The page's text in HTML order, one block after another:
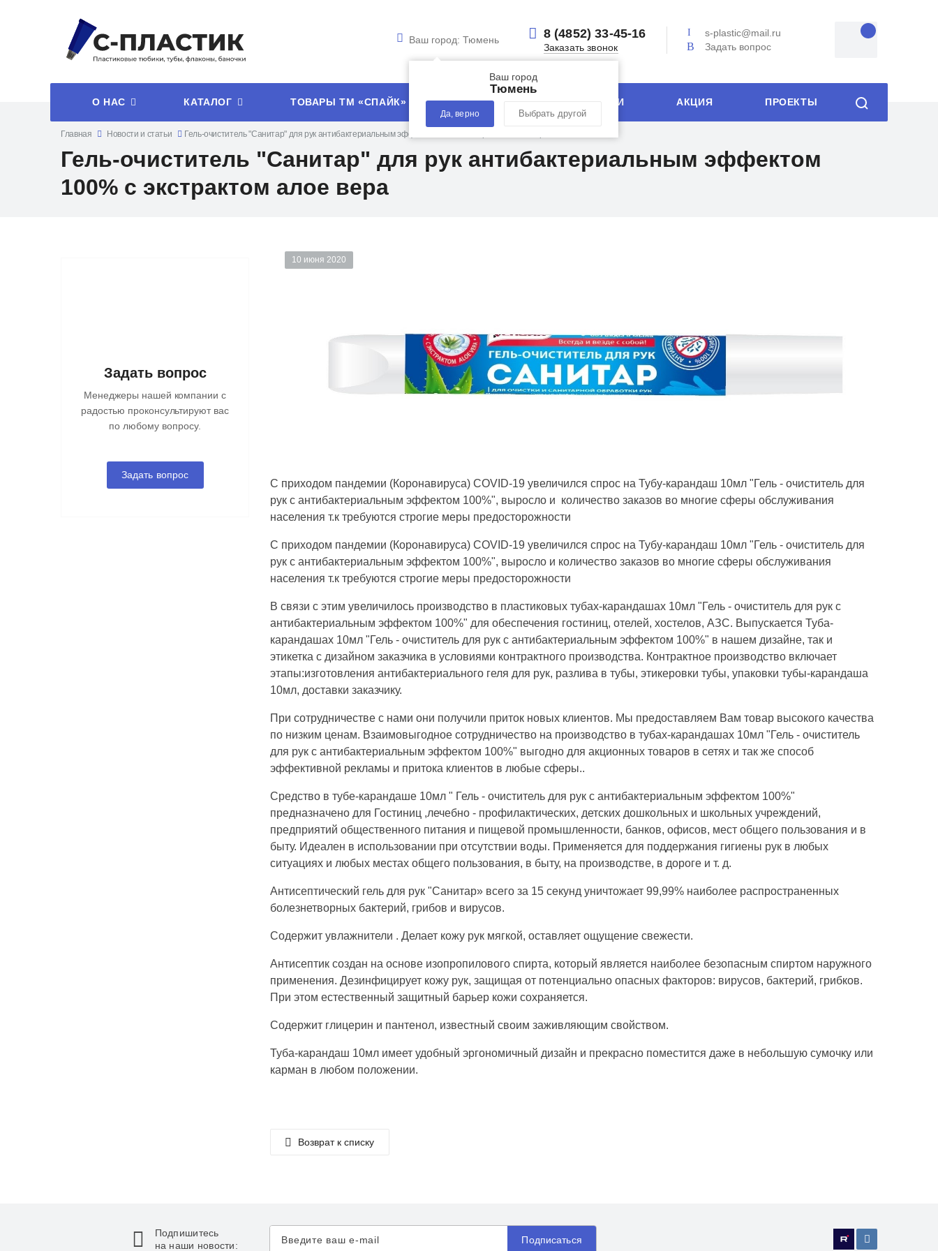
Ваш город: Тюмень
Ваш город
Тюмень
Да, верно Выбрать другой
8 (4852) 33-45-16
Заказать звонок
s-plastic@mail.ru
Задать вопрос
О НАС КАТАЛОГ ТОВАРЫ ТМ «СПАЙК» УСЛУГИ ТЕХНОЛОГИИ АКЦИЯ ПРОЕКТЫ
Главная Новости и статьи Гель-очиститель "Санитар" для рук антибактериальным эффектом 100% с экстрактом алое вера
Гель-очиститель "Санитар" для рук антибактериальным эффектом
100% с экстрактом алое вера
Задать вопрос
Менеджеры нашей компании с
радостью проконсультируют вас
по любому вопросу.
Задать вопрос
10 июня 2020
С приходом пандемии (Коронавируса) COVID-19 увеличился спрос на Тубу-карандаш 10мл "Гель - очиститель для
рук с антибактериальным эффектом 100%", выросло и количество заказов во многие сферы обслуживания
населения т.к требуются строгие меры предосторожности
С приходом пандемии (Коронавируса) COVID-19 увеличился спрос на Тубу-карандаш 10мл "Гель - очиститель для
рук с антибактериальным эффектом 100%", выросло и количество заказов во многие сферы обслуживания
населения т.к требуются строгие меры предосторожности
В связи с этим увеличилось производство в пластиковых тубах-карандашах 10мл "Гель - очиститель для рук с
антибактериальным эффектом 100%" для обеспечения гостиниц, отелей, хостелов, АЗС. Выпускается Туба-
карандашах 10мл "Гель - очиститель для рук с антибактериальным эффектом 100%" в нашем дизайне, так и
этикетка с дизайном заказчика в условиями контрактного производства. Контрактное производство включает
этапы:изготовления антибактериального геля для рук, разлива в тубы, этикеровки тубы, упаковки тубы-карандаша
10мл, доставки заказчику.
При сотрудничестве с нами они получили приток новых клиентов. Мы предоставляем Вам товар высокого качества
по низким ценам. Взаимовыгодное сотрудничество на производство в тубах-карандашах 10мл "Гель - очиститель
для рук с антибактериальным эффектом 100%" выгодно для акционных товаров в сетях и так же способ
эффективной рекламы и притока клиентов в любые сферы..
Средство в тубе-карандаше 10мл " Гель - очиститель для рук с антибактериальным эффектом 100%"
предназначено для Гостиниц ,лечебно - профилактических, детских дошкольных и школьных учреждений,
предприятий общественного питания и пищевой промышленности, банков, офисов, мест общего пользования и в
быту. Идеален в использовании при отсутствии воды. Применяется для поддержания гигиены рук в любых
ситуациях и любых местах общего пользования, в быту, на производстве, в дороге и т. д.
Антисептический гель для рук "Санитар» всего за 15 секунд уничтожает 99,99% наиболее распространенных
болезнетворных бактерий, грибов и вирусов.
Содержит увлажнители . Делает кожу рук мягкой, оставляет ощущение свежести.
Антисептик создан на основе изопропилового спирта, который является наиболее безопасным спиртом наружного
применения. Дезинфицирует кожу рук, защищая от потенциально опасных факторов: вирусов, бактерий, грибков.
При этом естественный защитный барьер кожи сохраняется.
Содержит глицерин и пантенол, известный своим заживляющим свойством.
Туба-карандаш 10мл имеет удобный эргономичный дизайн и прекрасно поместится даже в небольшую сумочку или
карман в любом положении.
Возврат к списку
Подпишитесь
на наши новости:
Подписаться